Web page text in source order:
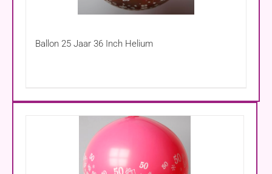
Ballon 25 Jaar 36 Inch Helium